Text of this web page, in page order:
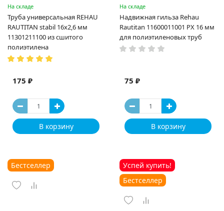
На складе
Труба универсальная REHAU
RAUTITAN stabil 16х2,6 мм
11301211100 из сшитого
полиэтилена
175 ₽
В корзину
На складе
Надвижная гильза Rehau
Rautitan 11600011001 PX 16 мм
для полиэтиленовых труб
75 ₽
В корзину
Бестселлер
Успей купить!
Бестселлер